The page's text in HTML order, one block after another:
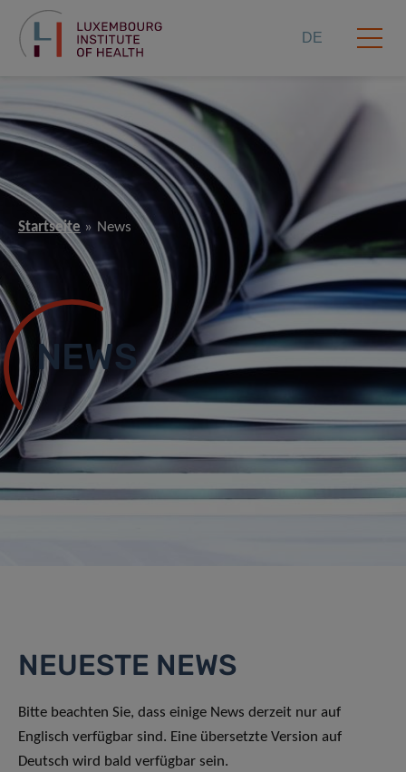
DE
Startseite News
NEWS
NEUESTE NEWS
Bitte beachten Sie, dass einige News derzeit nur auf
Englisch verfügbar sind. Eine übersetzte Version auf
Deutsch wird bald verfügbar sein.